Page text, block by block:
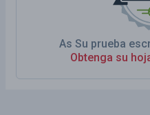
As Su prueba
Obtenga su